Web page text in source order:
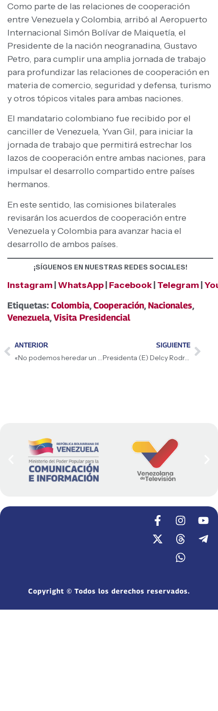
Como parte de las relaciones de cooperación
entre Venezuela y Colombia, arribó al Aeropuerto
Internacional Simón Bolívar de Maiquetía, el
Presidente de la nación neogranadina, Gustavo
Petro, para cumplir una amplia jornada de trabajo
para profundizar las relaciones de cooperación en
materia de comercio, seguridad y defensa, turismo
y otros tópicos vitales para ambas naciones.
El mandatario colombiano fue recibido por el
canciller de Venezuela, Yvan Gil, para iniciar la
jornada de trabajo que permitirá estrechar los
lazos de cooperación entre ambas naciones, para
impulsar el desarrollo compartido entre países
hermanos.
En este sentido, las comisiones bilaterales
revisarán los acuerdos de cooperación entre
Venezuela y Colombia para avanzar hacia el
desarrollo de ambos países.
¡SÍGUENOS EN NUESTRAS REDES SOCIALES!
Instagram WhatsApp Facebook Telegram
Etiquetas: Colombia,Cooperación, Nacionales,
Venezuela,Visita Presidencial
ANTERIOR
«No podemos heredar un país sancionado»: el clamor de la Presidenta (E) Delcy Rodríguez por la unión nacional
SIGUIENTE
Presidenta (E) Delcy Rodríguez recibe en el Palacio de Miraflores a su homólogo Gustavo Petro
Copyright © Todos los derechos reservados.